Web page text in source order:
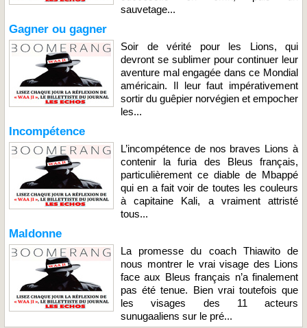
sauvetage...
Gagner ou gagner
Soir de vérité pour les Lions, qui
devront se sublimer pour continuer leur
aventure mal engagée dans ce Mondial
américain. Il leur faut impérativement
sortir du guêpier norvégien et empocher
les...
Incompétence
L’incompétence de nos braves Lions à
contenir la furia des Bleus français,
particulièrement ce diable de Mbappé
qui en a fait voir de toutes les couleurs
à capitaine Kali, a vraiment attristé
tous...
Maldonne
La promesse du coach Thiawito de
nous montrer le vrai visage des Lions
face aux Bleus français n’a finalement
pas été tenue. Bien vrai toutefois que
les visages des 11 acteurs
sunugaaliens sur le pré...